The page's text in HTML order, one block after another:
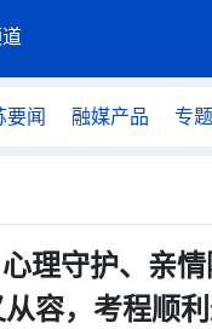
要闻 融媒产品 专
心理守护、亲
容，考程顺